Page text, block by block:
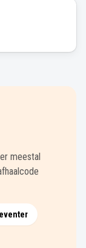
meestal